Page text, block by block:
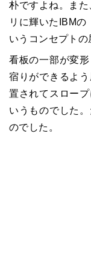
朴ですよね。ま
リに輝いたIBM
いうコンセプトの
看板の一部が変
宿りができるよ
置されてスロー
いうものでした
のでした。